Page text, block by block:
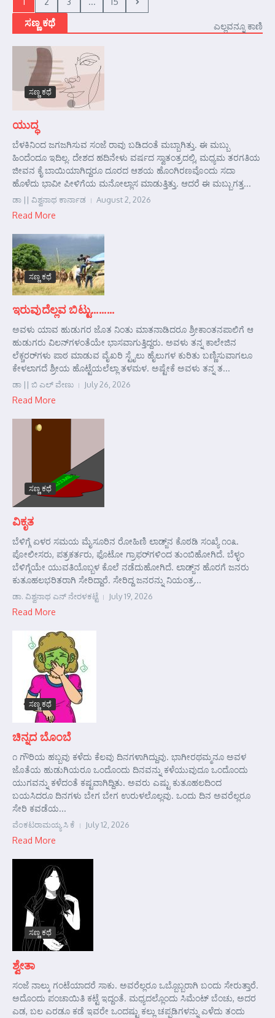
ಸಣ್ಣ ಕಥೆ ಎಲ್ಲವನ್ನೂ ಕಾಣಿ
ಸಣ್ಣ ಕಥೆ
ಯುದ್ಧ
ಬೆಳಕಿನಿಂದ ಜಗಜಗಿಸುವ ಸಂಜೆ ರಾವು ಬಡಿದಂತೆ ಮಬ್ಬಾಗಿತ್ತು. ಈ ಮಬ್ಬು
ಹಿಂದೆಂದೂ ಇದಿಲ್ಲ. ದೇಶದ ಹದಿನೇಳು ವರ್ಷದ ಸ್ವಾತಂತ್ರದಲ್ಲಿ, ಮಧ್ಯಮ ತರಗತಿಯ
ಜೀವನ ಕೈ ಬಾಯಿಯಾಗಿದ್ದರೂ ದೂರದ ಆಶಯ ಹೊಂಗಿರಣವೊಂದು ಸದಾ
ಹೊಳೆದು ಭಾವೀ ಪೀಳಿಗೆಯ ಮನೋಲ್ಲಾಸ ಮಾಡುತ್ತಿತ್ತು. ಆದರೆ ಈ ಮಬ್ಬುಗತ್ತ...
ಡಾ || ವಿಶ್ವನಾಥ ಕಾರ್ನಾಡ August 2, 2026
Read More
ಸಣ್ಣ ಕಥೆ
ಇರುವುದೆಲ್ಲವ ಬಿಟ್ಟು………
ಅವಳು ಯಾವ ಹುಡುಗರ ಜೊತ ನಿಂತು ಮಾತನಾಡಿದರೂ ಶ್ರೀಕಾಂತನಪಾಲಿಗೆ ಆ
ಹುಡುಗರು ವಿಲನ್‌ಗಳಂತೆಯೇ ಭಾಸವಾಗುತ್ತಿದ್ದರು. ಅವಳು ತನ್ನ ಕಾಲೇಜಿನ
ಲೆಕ್ಚರರ್‌ಗಳು ಪಾಠ ಮಾಡುವ ವೈಖರಿ ಸ್ಟೈಲು ಹೈಲುಗಳ ಕುರಿತು ಬಣ್ಣಿಸುವಾಗಲೂ
ಕೇಳಲಾಗದೆ ಶ್ರೀಯ ಹೊಟ್ಟೆಯಲೆಲ್ಲಾ ತಳಮಳ. ಅಷ್ಟೇಕೆ ಅವಳು ತನ್ನ ತ...
ಡಾ || ಬಿ ಎಲ್ ವೇಣು July 26, 2026
Read More
ಸಣ್ಣ ಕಥೆ
ವಿಕೃತ
ಬೆಳಿಗ್ಗೆ ಏಳರ ಸಮಯ ಮೈಸೂರಿನ ರೋಹಿಣಿ ಲಾಡ್ಜ್‌ನ ಕೊಠಡಿ ಸಂಖ್ಯೆ ೧೦೩.
ಪೋಲೀಸರು, ಪತ್ರಕರ್ತರು, ಫೊಟೋ ಗ್ರಾಫರ್‌ಗಳಿಂದ ತುಂಬಿಹೋಗಿದೆ. ಬೆಳ್ಳಂ
ಬೆಳಿಗ್ಗೆಯೇ ಯುವತಿಯೊಬ್ಬಳ ಕೊಲೆ ನಡೆದುಹೋಗಿದೆ. ಲಾಡ್ಜ್‌ನ ಹೊರಗೆ ಜನರು
ಕುತೂಹಲಭರಿತರಾಗಿ ಸೇರಿದ್ದಾರೆ. ಸೇರಿದ್ದ ಜನರನ್ನು ನಿಯಂತ್ರ...
ಡಾ. ವಿಶ್ವನಾಥ ಎನ್ ನೇರಳಕಟ್ಟೆ July 19, 2026
Read More
ಸಣ್ಣ ಕಥೆ
ಚಿನ್ನದ ಬೊಂಬೆ
೧ ಗೌರಿಯ ಹಬ್ಬವು ಕಳೆದು ಕೆಲವು ದಿನಗಳಾಗಿದ್ದುವು. ಭಾಗೀರಥಮ್ಮನೂ ಅವಳ
ಜೊತೆಯ ಹುಡುಗಿಯರೂ ಒಂದೊಂದು ದಿನವನ್ನು ಕಳೆಯುವುದೂ ಒಂದೊಂದು
ಯುಗವನ್ನು ಕಳೆದಂತೆ ಕಷ್ಟವಾಗಿದ್ದಿತು. ಅವರು ಎಷ್ಟು ಕುತೂಹಲದಿಂದ
ಬಯಸಿದರೂ ದಿನಗಳು ಬೇಗ ಬೇಗ ಉರುಳಲೊಲ್ಲವು. ಒಂದು ದಿನ ಅವರೆಲ್ಲರೂ
ಸೇರಿ ಕವಡೆಯ...
ವೆಂಕಟರಾಮಯ್ಯ ಸಿ ಕೆ July 12, 2026
Read More
ಸಣ್ಣ ಕಥೆ
ಶ್ವೇತಾ
ಸಂಜೆ ನಾಲ್ಕು ಗಂಟೆಯಾದರೆ ಸಾಕು. ಅವರೆಲ್ಲರೂ ಒಬ್ಬೊಬ್ಬರಾಗಿ ಬಂದು ಸೇರುತ್ತಾರೆ.
ಅದೊಂದು ಪಂಚಾಯಿತಿ ಕಟ್ಟೆ ಇದ್ದಂತೆ. ಮಧ್ಯದಲ್ಲೊಂದು ಸಿಮೆಂಟ್ ಬೆಂಚು, ಅದರ
ಎಡ, ಬಲ ಎರಡೂ ಕಡೆ ಇವರೇ ಒಂದಷ್ಟು ಕಲ್ಲು ಚಪ್ಪಡಿಗಳನ್ನು ಎಳೆದು ತಂದು